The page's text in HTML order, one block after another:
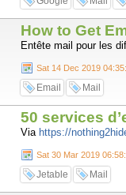
How to Get
Entête mail pour les
Sat 14 Dec 2019
Email Mail
50 services
Via https://
Sat 30 Mar 2019
Jetable Mail